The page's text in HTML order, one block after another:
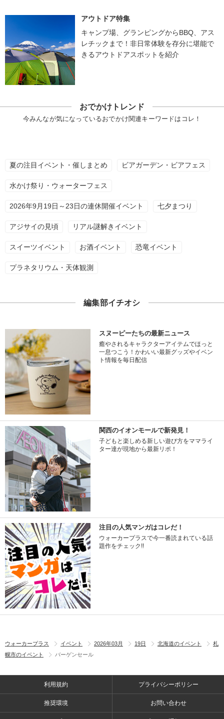
アウトドア特集
キャンプ場、グランピングからBBQ、アス
レチックまで！非日常体験を存分に堪能で
きるアウトドアスポットを紹介
おでかけトレンド
今みんなが気になっているおでかけ関連キーワードはコレ！
夏の注目イベント・催しまとめ ビアガーデン・ビアフェス
水かけ祭り・ウォーターフェス
2026年9月19日～23日の連休開催イベント 七夕まつり
アジサイの見頃 リアル謎解きイベント
スイーツイベント お酒イベント 恐竜イベント
プラネタリウム・天体観測
編集部イチオシ
スヌーピーたちの最新ニュース
癒やされるキャラクターアイテムでほっと
一息つこう！かわいい最新グッズやイベン
ト情報を毎日配信
関西のイオンモールで新発見！
子どもと楽しめる新しい遊び方をママライ
ター達が現地から最新リポ！
注目の人気マンガはコレだ！
ウォーカープラスで今一番読まれている話
題作をチェック!!
ウォーカープラス イベント 2026年03月 19日 北海道のイベント
札
幌市のイベント
バーゲンセール
利用規約 プライバシーポリシー
推奨環境 お問い合わせ